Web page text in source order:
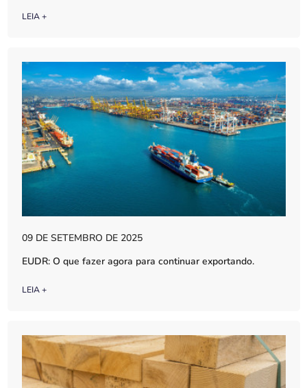
LEIA +
09 DE SETEMBRO DE 2025
EUDR: O que fazer agora para continuar exportando.
LEIA +